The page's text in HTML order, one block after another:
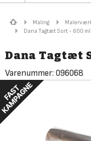
Maling
Dana Tagtæt Sort - 600 ml
Dana Tagtæt
Varenummer: 096068